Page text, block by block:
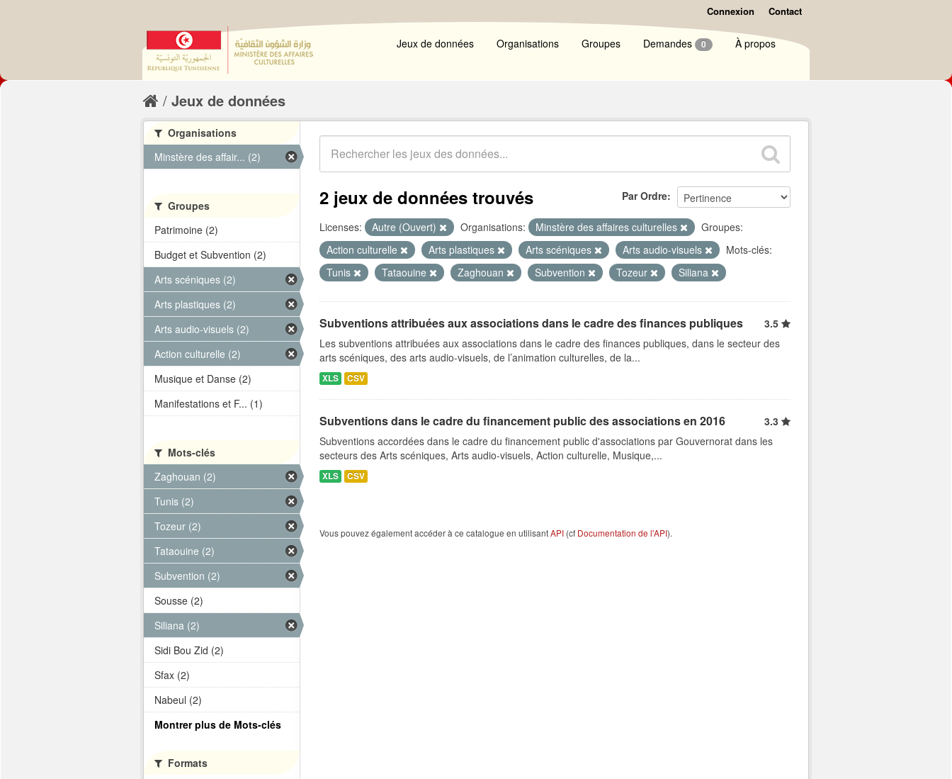
Connexion Contact
Jeux de données Organisations Groupes Demandes 0 À propos
Jeux de données
Par Ordre
2 jeux de données trouvés
Licenses: Autre (Ouvert) Organisations: Minstère des affaires culturelles
Groupes:
Action culturelle
Arts plastiques Arts scéniques Arts audio-visuels
Mots-clés:
Tunis
Tataouine Zaghouan Subvention Tozeur Siliana
Subventions attribuées aux associations dans le cadre des finances publiques
3.5
Les subventions attribuées aux associations dans le cadre des finances publiques, dans le secteur des
arts scéniques, des arts audio-visuels, de l’animation culturelles, de la...
XLS CSV
Subventions dans le cadre du financement public des associations en 2016
3.3
Subventions accordées dans le cadre du financement public d'associations par Gouvernorat dans les
secteurs des Arts scéniques, Arts audio-visuels, Action culturelle, Musique,...
XLS CSV
Vous pouvez également accéder à ce catalogue en utilisantAPI (cf Documentation de l'API).
Organisations
Minstère des affair... (2)
Groupes
Patrimoine (2)
Budget et Subvention (2)
Arts scéniques (2)
Arts plastiques (2)
Arts audio-visuels (2)
Action culturelle (2)
Musique et Danse (2)
Manifestations et F... (1)
Mots-clés
Zaghouan (2)
Tunis (2)
Tozeur (2)
Tataouine (2)
Subvention (2)
Sousse (2)
Siliana (2)
Sidi Bou Zid (2)
Sfax (2)
Nabeul (2)
Montrer plus de Mots-clés
Formats